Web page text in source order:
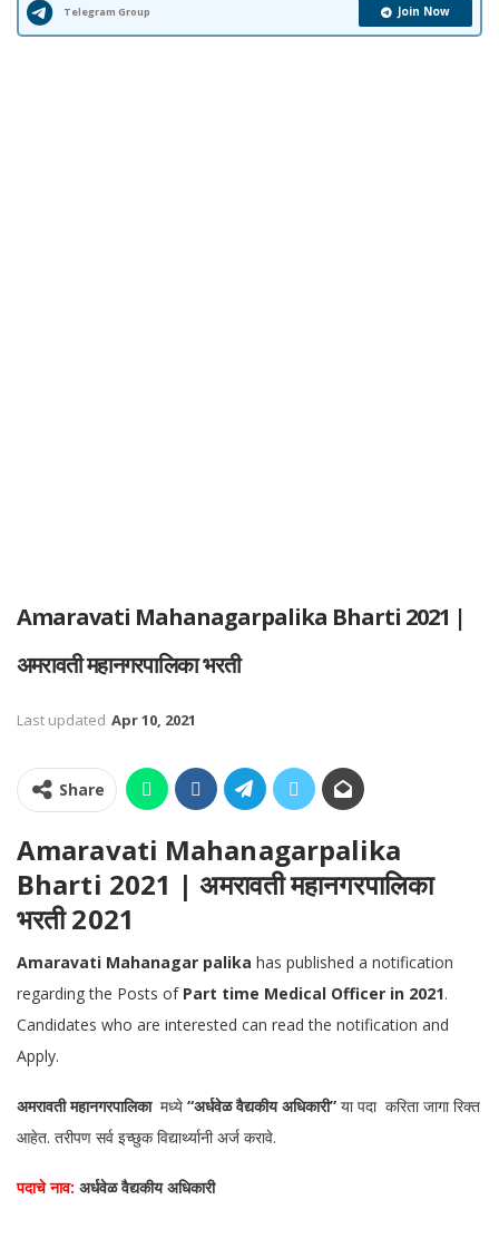
Telegram Group Join Now
Amaravati Mahanagarpalika Bharti 2021 |
अमरावती महानगरपालिका भरती
Last updated Apr 10, 2021
Share
Amaravati Mahanagarpalika
Bharti 2021 | अमरावती महानगरपालिका
भरती 2021
Amaravati Mahanagar palika has published a notification
regarding the Posts ofPart time Medical Officer in 2021.
Candidates who are interested can read the notification and
Apply.
अमरावती महानगरपालिका मध्ये “अर्धवेळ वैद्यकीय अधिकारी” या पदा करिता जागा रिक्त
आहेत. तरीपण सर्व इच्छुक विद्यार्थ्यानी अर्ज करावे.
पदाचे नाव: अर्धवेळ वैद्यकीय अधिकारी